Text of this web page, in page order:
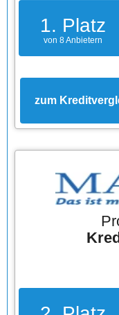
1. Platz
von 8 Anbietern
zum